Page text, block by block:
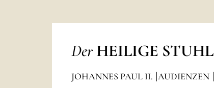
Der HEILIGE STUHL
JOHANNES PAUL II. AUDIENZEN